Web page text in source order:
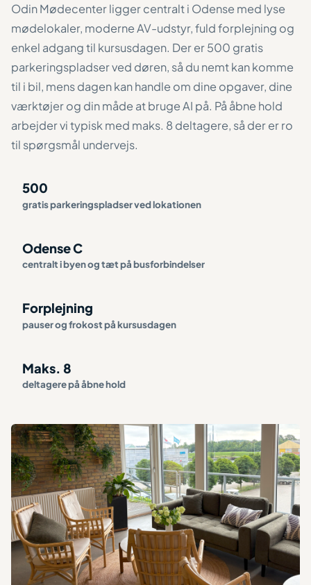
Odin Mødecenter ligger centralt i Odense med lyse
mødelokaler, moderne AV-udstyr, fuld forplejning og
enkel adgang til kursusdagen. Der er 500 gratis
parkeringspladser ved døren, så du nemt kan komme
til i bil, mens dagen kan handle om dine opgaver, dine
værktøjer og din måde at bruge AI på. På åbne hold
arbejder vi typisk med maks. 8 deltagere, så der er ro
til spørgsmål undervejs.
500
gratis parkeringspladser ved lokationen
Odense C
centralt i byen og tæt på busforbindelser
Forplejning
pauser og frokost på kursusdagen
Maks. 8
deltagere på åbne hold